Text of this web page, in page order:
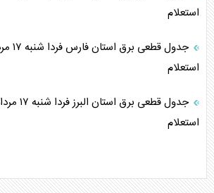
استعلام
استعلام
استعلام